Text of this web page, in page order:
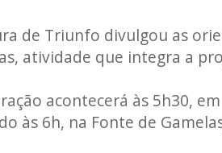
de Triunfo divulgou as
atividade que integra a
acontecerá às 5h30,
às 6h, na Fonte de